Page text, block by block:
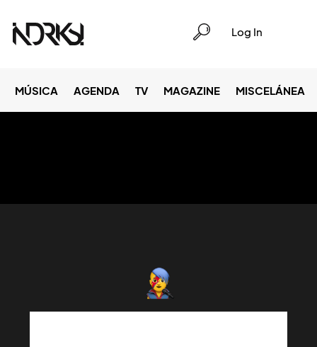
Log In
MÚSICA AGENDA TV MAGAZINE MISCELÁNEA